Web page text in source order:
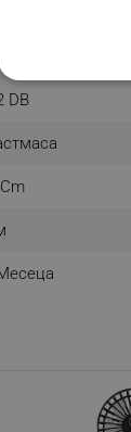
Вентилатор
DB
СТРОГО
Строго
акаунта.